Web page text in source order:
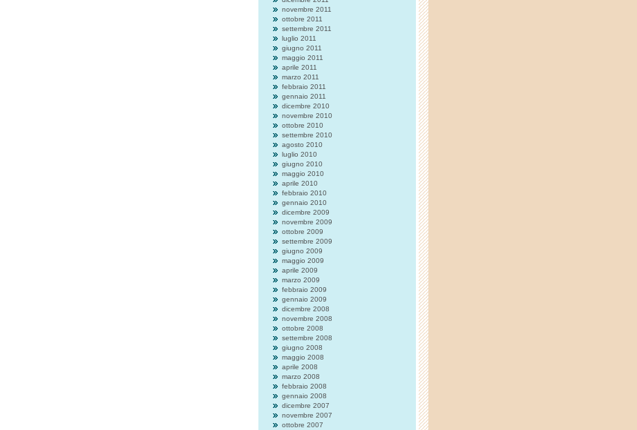
novembre 2011
ottobre 2011
settembre 2011
luglio 2011
giugno 2011
maggio 2011
aprile 2011
marzo 2011
febbraio 2011
gennaio 2011
dicembre 2010
novembre 2010
ottobre 2010
settembre 2010
agosto 2010
luglio 2010
giugno 2010
maggio 2010
aprile 2010
febbraio 2010
gennaio 2010
dicembre 2009
novembre 2009
ottobre 2009
settembre 2009
giugno 2009
maggio 2009
aprile 2009
marzo 2009
febbraio 2009
gennaio 2009
dicembre 2008
novembre 2008
ottobre 2008
settembre 2008
giugno 2008
maggio 2008
aprile 2008
marzo 2008
febbraio 2008
gennaio 2008
dicembre 2007
novembre 2007
ottobre 2007